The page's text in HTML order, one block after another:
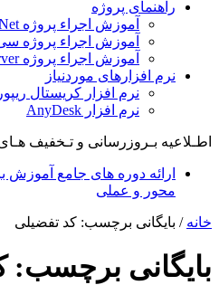
راهنمای پروژه
آموزش اجراء پروژه Asp.Net
آموزش اجراء پروژه
آموزش اجراء پروژه Sql Server
نرم افزارهای موردنیاز
نرم افزار کریستال
نرم افزار AnyDesk
اطـلاعیه بـروزرسانی و تـخفیف
ارائه دوره های جامع
محور و عملی
خانه / بایگانی برچسب: کد تفضیلی
بایگانی برچسب: